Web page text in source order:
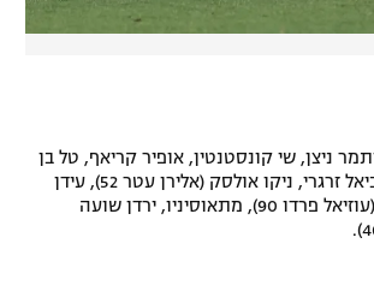
ניצן, שי קונסטנטין, אופיר קריאף, טל בן
חיים, אורי מגבו, אביאל זרגרי, ניקו אולסק (אלירן עטר 52), עידן
ורד, מיכאל אוחנה (עוזיאל פרדו 90), מתאוסיניו, ירדן שועה